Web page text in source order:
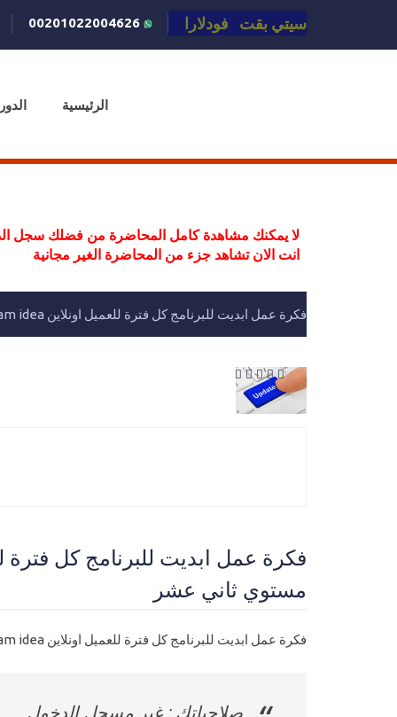
سيتي بقت فودلارا
الرئيسية
لا يمكنك مشاهدة كامل المحاضرة من فضلك سجل
انت الان تشاهد جزء من المحاضرة الغير مجانية
فكرة عمل ابديت للبرنامج كل فترة للعميل اونلاين updateble program idea
مستوي ثاني عشر
فكرة عمل ابديت للبرنامج كل فترة للعميل اونلاين updateble program idea
صلاحياتك : غير مسجل الدخول